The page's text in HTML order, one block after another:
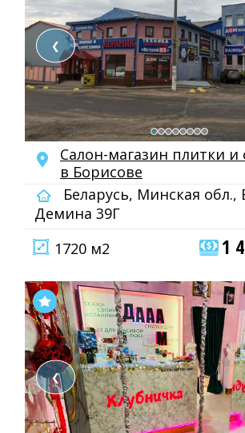
❮
Салон-магазин плитки и
в Борисове
Беларусь, Минская обл.,
Демина 39Г
1720 м2
1
❮